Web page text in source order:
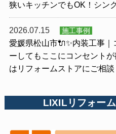
狭いキッチンでもOK！シン
2026.07.15 施工事例
愛媛県松山市🔌✨内装工事
ーしてもここにコンセント
はリフォームストアにご相
LIXILリフォー